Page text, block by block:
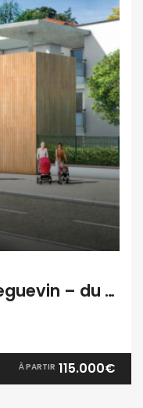
Les Jardins d’hilles – Leguevin – du T1 au T3
À PARTIR 115.000€